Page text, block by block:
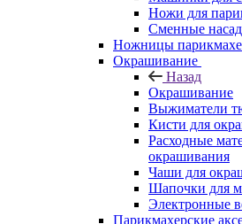
Ножи для
Сменные
Ножницы
Окрашивание
Назад
Окрашивание
Выжиматели
Кисти для
Расходные
окрашивания
Чаши для
Шапочки для
Электронные
Парикмахерские